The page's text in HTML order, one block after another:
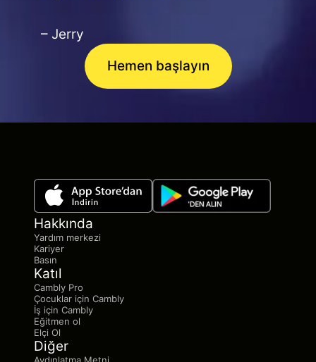
– Jerry
Hemen başlayın
Hakkında
Yardım merkezi
Kariyer
Basın
Katıl
Cambly Pro
Çocuklar için Cambly
İş için Cambly
Eğitmen ol
Elçi Ol
Diğer